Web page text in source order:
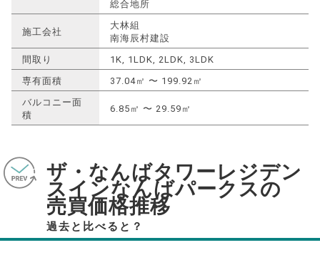
総合地所
施工会社
大林組
南海辰村建設
間取り
1K, 1LDK, 2LDK, 3LDK
専有面積
37.04㎡ 〜 199.92㎡
バルコニー面
積
6.85㎡ 〜 29.59㎡
ザ・なんばタワーレジデン
スインなんばパークスの
売買価格推移
過去と比べると？